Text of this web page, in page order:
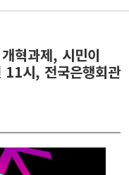
혁과제, 시민이
시, 전국은행회관